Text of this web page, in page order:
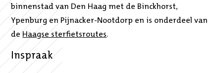
binnenstad van Den Haag met de Binckhorst,
Ypenburg en Pijnacker-Nootdorp en is onderdeel van
deHaagse sterfietsroutes.
Inspraak